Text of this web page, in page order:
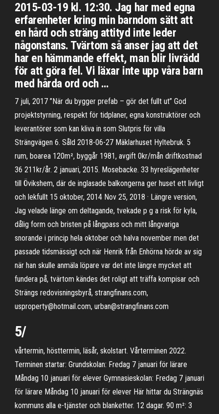
2015-03-19 kl. 12:30. Jag har med egna
erfarenheter kring min barndom sätt att
en hård och sträng attityd inte leder
någonstans. Tvärtom så anser jag att det
har en hämmande effekt, man blir livrädd
för att göra fel. Vi läxar inte upp våra barn
med hårda ord och …
7 juli, 2017 ”När du bygger prefab – gör det fullt ut” God
projektstyrning, respekt för tidplaner, egna konstruktörer och
leverantörer som kan kliva in som Slutpris för villa
Strängvägen 6. Såld 2018-06-27 Mäklarhuset Hyltebruk. 5
rum, boarea 120m², byggår 1981, avgift 0kr/mån driftkostnad
36 211kr/år. 2 januari, 2015. Mosebacke. 33 hyreslägenheter
till Övikshem, där de inglasade balkongerna ger huset ett livligt
och lekfullt 15 oktober, 2014 Nov 25, 2018 · Längre version,
Jag velade länge om deltagande, tvekade p g a risk för kyla,
dålig form och bristen på långpass och mitt långvariga
snorande i princip hela oktober och halva november men det
passade tidsmässigt och när Henrik från Enhörna hörde av sig
när han skulle anmäla löpare var det inte längre mycket att
fundera på, tvärtom kändes det roligt att träffa kompisar och
Strängs redovisningsbyrå, strangfinans.com,
usproperty@hotmail.com, urban@strangfinans.com
5/
vårtermin, hösttermin, läsår, skolstart. Vårterminen 2022.
Terminen startar: Grundskolan: Fredag 7 januari för lärare
Måndag 10 januari för elever Gymnasieskolan: Fredag 7 januari
för lärare Måndag 10 januari för elever Här hittar du Strängnäs
kommuns alla e-tjänster och blanketter. 12 dagar. 90 m²: 3